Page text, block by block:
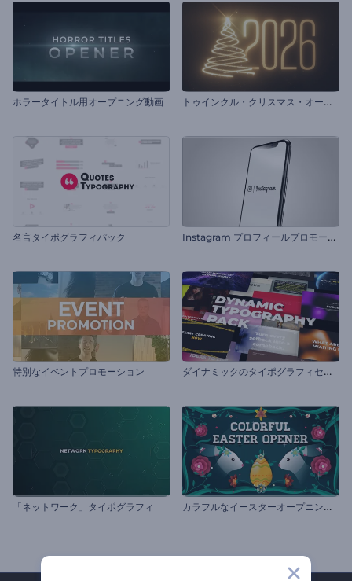
ホラータイトル用オープニング動画 ト
ゥインクル・クリスマス・オープニング動画
名言タイポグラフィパック I
nstagram プロフィールプロモーション
特別なイベントプロモーション ダ
イナミックのタイポグラフィセット
「ネットワーク」タイポグラフィ カ
ラフルなイースターオープニング動画